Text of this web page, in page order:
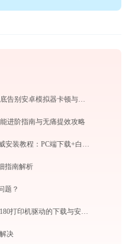
2026电脑玩手游巅峰指南：彻底告别安卓模拟器卡顿与捆绑，体验官方原生多端互通
进阶指南与无痛提效攻略
植物大战僵尸杂交版 v3.14 权威安装教程：PC端下载+白屏闪退完美解决
指南解析
题？
实用教程：惠普Photosmart C8180打印机驱动的下载与安装技巧
决